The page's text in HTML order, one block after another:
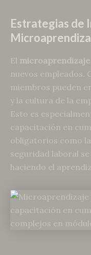
Estrategias de
El microaprendizaje
nuevos empleados.
miembros pueden
y la cultura de la
Esto es
capacitación en
obligatorios como
seguridad laboral se
haciendo el